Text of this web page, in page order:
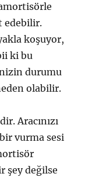
edebilir.
koşuyor,
ki bu
durumu
olabilir.
dir. Aracınızı
vurma sesi
şey değilse